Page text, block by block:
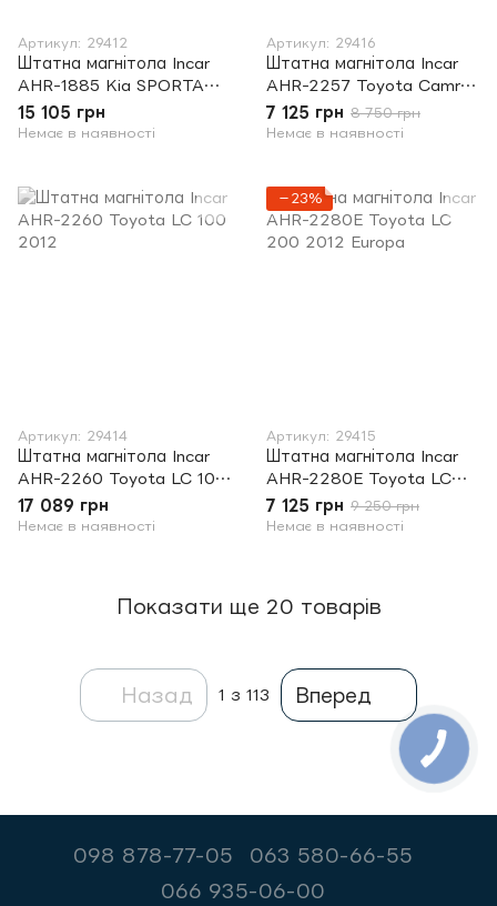
Артикул: 29412
Штатна магнітола Incar
AHR-1885 Kia SPORTAGE
2016
15 105 грн
Немає в наявності
Артикул: 29416
Штатна магнітола Incar
AHR-2257 Toyota Camry
55
7 125 грн 8 750 грн
Немає в наявності
Артикул: 29414
Штатна магнітола Incar
AHR-2260 Toyota LC 100
2012
17 089 грн
Немає в наявності
−23%
Артикул: 29415
Штатна магнітола Incar
AHR-2280E Toyota LC
200 2012 Europa
7 125 грн 9 250 грн
Немає в наявності
Показати ще 20 товарів
Назад 1 з 113 Вперед
098 878-77-05
063 580-66-55
066 935-06-00